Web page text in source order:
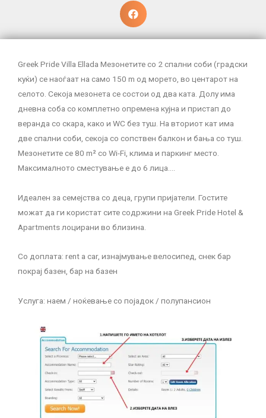
Greek Pride Villa Ellada Мезонетите со 2 спални соби (градски
куќи) се наоѓаат на само 150 m од морето, во центарот на
селото. Секоја мезонета се состои од два ката. Долу има
дневна соба со комплетно опремена кујна и пристап до
веранда со скара, како и WC без туш. На вториот кат има
две спални соби, секоја со сопствен балкон и бања со туш.
Мезонетите се 80 m² со Wi-Fi, клима и паркинг место.
Максималното сместување е до 6 лица….
Идеален за семејства со деца, групи пријатели. Гостите
можат да ги користат сите содржини на Greek Pride Hotel &
Apartments лоцирани во близина.
Со доплата: rent a car, изнајмување велосипед, снек бар
покрај базен, бар на базен
Услуга: наем / ноќевање со појадок / полупансион